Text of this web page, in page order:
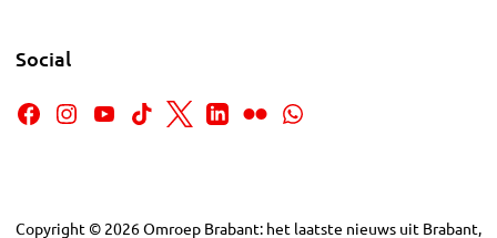
Social
Copyright © 2026Omroep Brabant: het laatste nieuws uit Brabant,